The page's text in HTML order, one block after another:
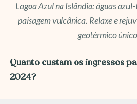
Lagoa Azul na Islândia: águas
paisagem vulcânica. Relaxe e
geotérmico
Quanto custam os ingressos
2024?